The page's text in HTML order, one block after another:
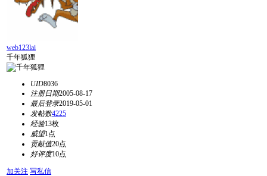
web123lai
千年狐狸
UID8036
注册日期2005-08-17
最后登录2019-05-01
发帖数4225
经验13枚
威望1点
贡献值20点
好评度10点
加关注 写私信